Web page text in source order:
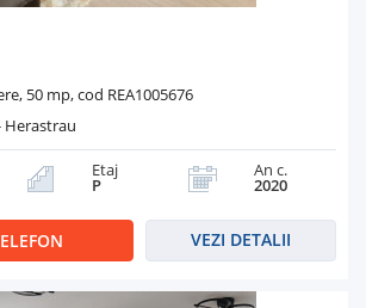
50 mp, cod REA1005676
Herastrau
Etaj
P
An c.
2020
VEZI DETALII